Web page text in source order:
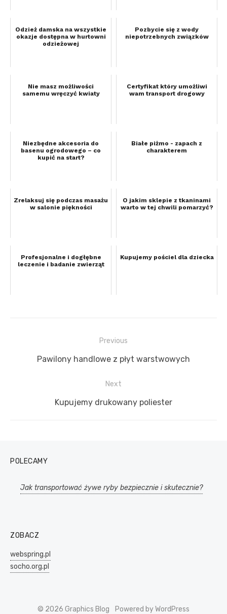
Odzież damska na wszystkie
okazje dostępna w hurtowni
odzieżowej
Pozbycie się z wody
niepotrzebnych związków
Nie masz możliwości
samemu wręczyć kwiaty
Certyfikat który umożliwi
wam transport drogowy
Niezbędne akcesoria do
basenu ogrodowego – co
kupić na start?
Białe piżmo - zapach z
charakterem
Zrelaksuj się podczas masażu
w salonie piękności
O jakim sklepie z tkaninami
warto w tej chwili pomarzyć?
Profesjonalne i dogłębne
leczenie i badanie zwierząt
Kupujemy pościel dla dziecka
wpisu
Previous
Previous
Pawilony handlowe z płyt warstwowych
Next
Next
Kupujemy drukowany poliester
POLECAMY
Jak transportować żywe ryby bezpiecznie i skutecznie?
ZOBACZ
webspring.pl
socho.org.pl
© 2026 Graphics Blog Powered by WordPress